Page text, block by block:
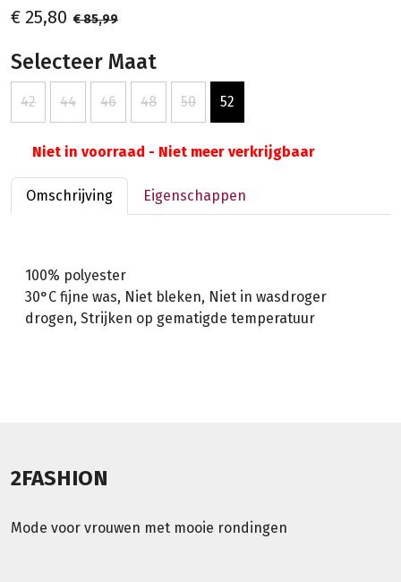
€ 25,80 € 85,99
Selecteer Maat
42 44 46 48 50 52
Niet in voorraad - Niet meer verkrijgbaar
Omschrijving Eigenschappen
100% polyester
30°C fijne was, Niet bleken, Niet in wasdroger
drogen, Strijken op gematigde temperatuur
2FASHION
Mode voor vrouwen met mooie rondingen